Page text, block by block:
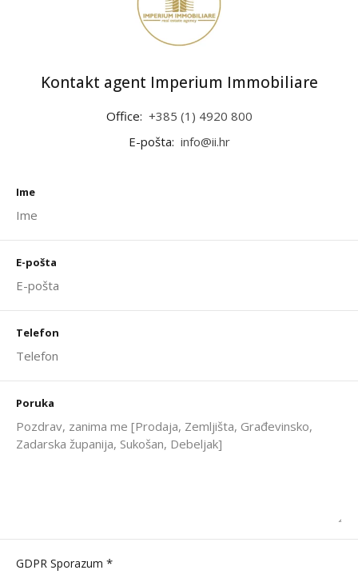
Kontakt agent Imperium Immobiliare
Office: +385 (1) 4920 800
E-pošta: info@ii.hr
Ime
E-pošta
Telefon
Poruka
GDPR Sporazum *